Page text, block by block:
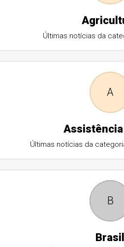
Últimas notícias da
A
Assistência
Últimas notícias da
B
Brasil